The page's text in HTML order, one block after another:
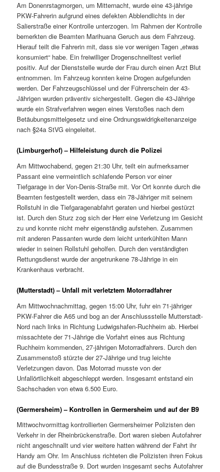
Am Donenrstagmorgen, um Mitternacht, wurde eine 43-jährige
PKW-Fahrerin aufgrund eines defekten Abblendlichts in der
Salierstraße einer Kontrolle unterzogen. Im Rahmen der Kontrolle
bemerkten die Beamten Marihuana Geruch aus dem Fahrzeug.
Hierauf teilt die Fahrerin mit, dass sie vor wenigen Tagen „etwas
konsumiert“ habe. Ein freiwilliger Drogenschnelltest verlief
positiv. Auf der Dienststelle wurde der Frau durch einen Arzt Blut
entnommen. Im Fahrzeug konnten keine Drogen aufgefunden
werden. Der Fahrzeugschlüssel und der Führerschein der 43-
Jährigen wurden präventiv sichergestellt. Gegen die 43-Jährige
wurde ein Strafverfahren wegen eines Verstoßes nach dem
Betäubungsmittelgesetz und eine Ordnungswidrigkeitenanzeige
nach §24a StVG eingeleitet.
(Limburgerhof) – Hilfeleistung durch die Polizei
Am Mittwochabend, gegen 21:30 Uhr, teilt ein aufmerksamer
Passant eine vermeintlich schlafende Person vor einer
Tiefgarage in der Von-Denis-Straße mit. Vor Ort konnte durch die
Beamten festgestellt werden, dass ein 78-Jähriger mit seinem
Rollstuhl in die Tiefgaragenabfahrt geraten und hierbei gestürzt
ist. Durch den Sturz zog sich der Herr eine Verletzung im Gesicht
zu und konnte nicht mehr eigenständig aufstehen. Zusammen
mit anderen Passanten wurde dem leicht unterkühlten Mann
wieder in seinen Rollstuhl geholfen. Durch den verständigten
Rettungsdienst wurde der angetrunkene 78-Jährige in ein
Krankenhaus verbracht.
(Mutterstadt) – Unfall mit verletztem Motorradfahrer
Am Mittwochnachmittag, gegen 15:00 Uhr, fuhr ein 71-jähriger
PKW-Fahrer die A65 und bog an der Anschlussstelle Mutterstadt-
Nord nach links in Richtung Ludwigshafen-Ruchheim ab. Hierbei
missachtete der 71-Jährige die Vorfahrt eines aus Richtung
Ruchheim kommenden, 27-jährigen Motorradfahrers. Durch den
Zusammenstoß stürzte der 27-Jährige und trug leichte
Verletzungen davon. Das Motorrad musste von der
Unfallörtlichkeit abgeschleppt werden. Insgesamt entstand ein
Sachschaden von etwa 6.500 Euro.
(Germersheim) – Kontrollen in Germersheim und auf der B9
Mittwochvormittag kontrollierten Germersheimer Polizisten den
Verkehr in der Rheinbrückenstraße. Dort waren sieben Autofahrer
nicht angeschnallt und vier weitere hatten während der Fahrt ihr
Handy am Ohr. Im Anschluss richteten die Polizisten ihren Fokus
auf die Bundesstraße 9. Dort wurden insgesamt sechs Autofahrer